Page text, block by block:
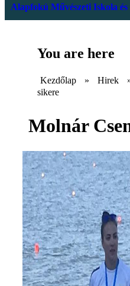
Alapfokú Művészeti Iskola
You are here
Kezdőlap » Hirek
sikere
Molnár